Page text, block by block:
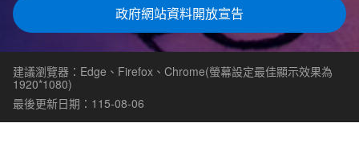
政府網站資料開放宣告
建議瀏覽器：Edge、Firefox、Chrome(螢幕設定最佳顯示效果為
1920*1080)
最後更新日期：115-08-06